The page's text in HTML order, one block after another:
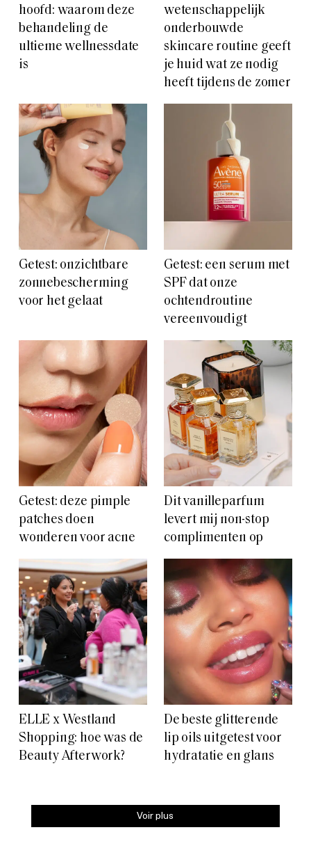
hoofd: waarom deze
behandeling de
ultieme wellnessdate
is
wetenschappelijk
onderbouwde
skincare routine geeft
je huid wat ze nodig
heeft tijdens de zomer
Getest: onzichtbare
zonnebescherming
voor het gelaat
Getest: een serum met
SPF dat onze
ochtendroutine
vereenvoudigt
Getest: deze pimple
patches doen
wonderen voor acne
Dit vanilleparfum
levert mij non-stop
complimenten op
ELLE x Westland
Shopping: hoe was de
Beauty Afterwork?
De beste glitterende
lip oils uitgetest voor
hydratatie en glans
Voir plus